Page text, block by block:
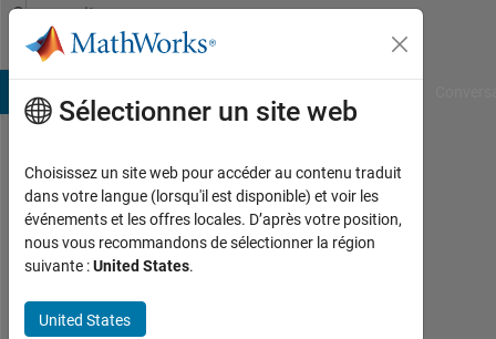
Passer au contenu
Community
Profile
Calum
Last
seen:
plus
d'un
an il
Sélectionner un site web
Choisissez un site web pour accéder au contenu traduit
dans votre langue (lorsqu'il est disponible) et voir les
événements et les offres locales. D’après votre position,
nous vous recommandons de sélectionner la région
suivante :United States.
United States